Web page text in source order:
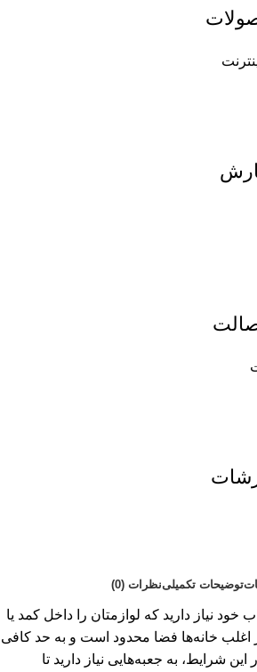
توضیحات تکمیلینظرات (0)
خود نیاز دارید که لوازمتان را داخل کمد یا
اغلب خانه‌ها فضا محدود است و به حد کافی
شرایط، به جعبه‌هایی نیاز دارید تا